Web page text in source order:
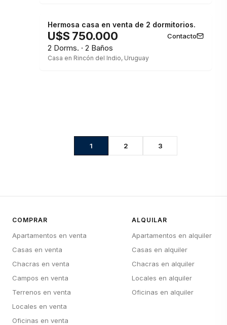
Hermosa casa en venta de 2 dormitorios.
U$S 750.000 Contacto
2 Dorms. · 2 Baños
Casa en Rincón del Indio, Uruguay
1 2 3
COMPRAR
Apartamentos en venta
Casas en venta
Chacras en venta
Campos en venta
Terrenos en venta
Locales en venta
Oficinas en venta
ALQUILAR
Apartamentos en alquiler
Casas en alquiler
Chacras en alquiler
Locales en alquiler
Oficinas en alquiler